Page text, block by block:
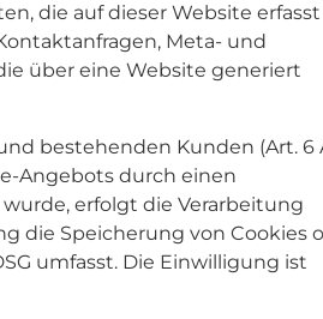
die auf dieser Website erfasst
Meta- und
über eine Website generiert
bestehenden Kunden (Art. 6
Angebots durch einen
wurde, erfolgt die Verarbeitung
die Speicherung von Cookies
umfasst. Die Einwilligung ist